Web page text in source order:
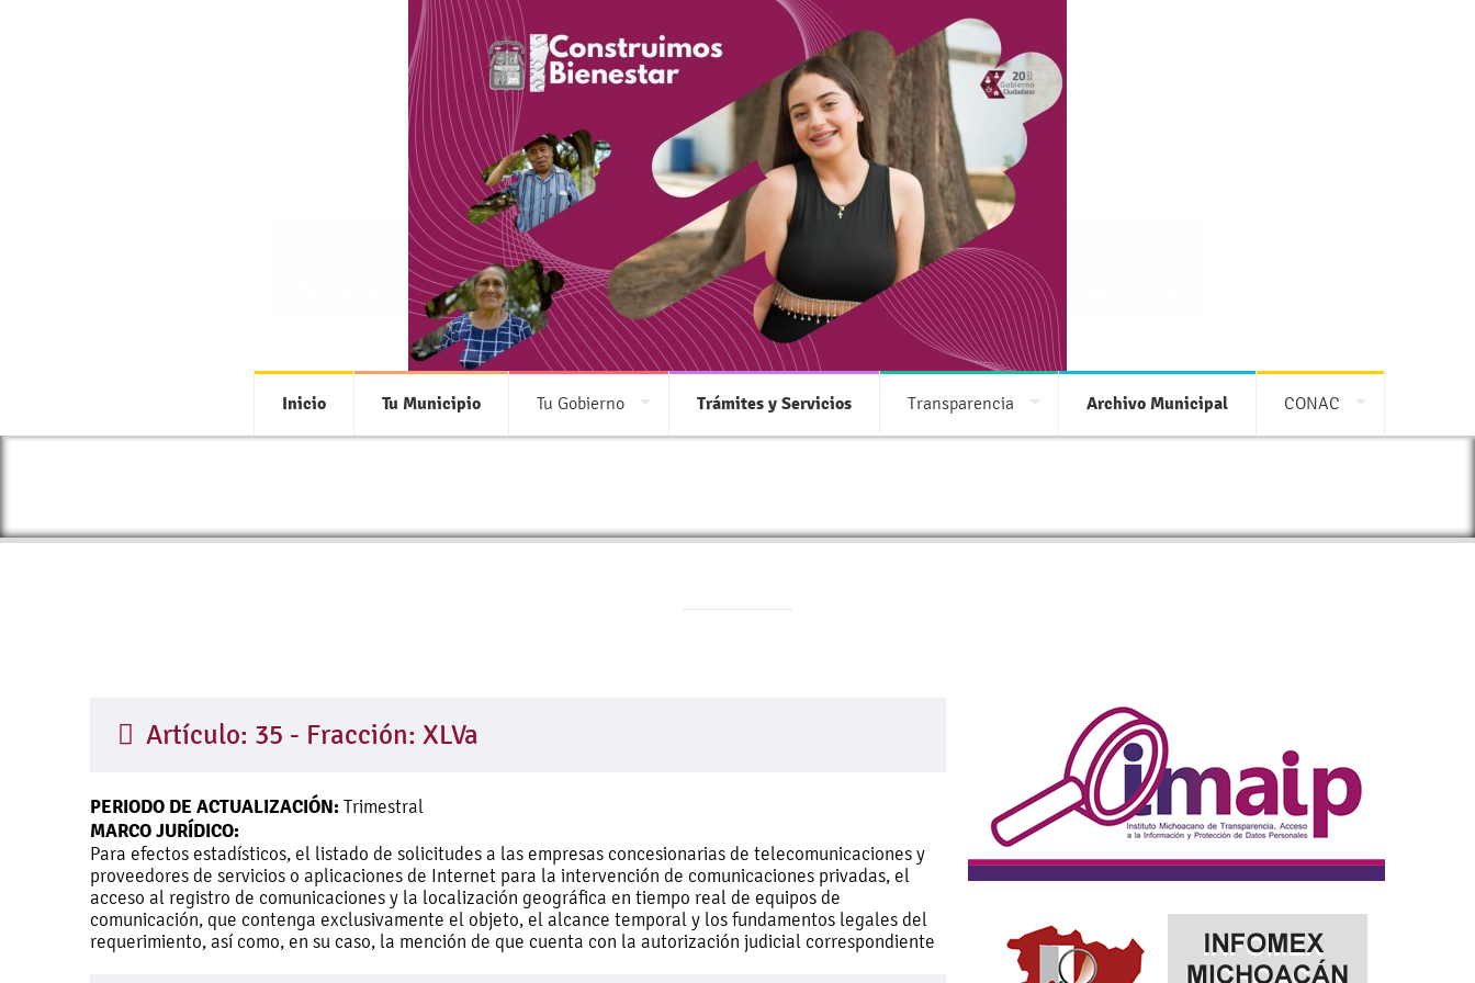
Inicio Tu Municipio Tu Gobierno Trámites y Servicios Transparencia Archivo Municipal CONAC
Transparencia
Accede a toda la información pública de oficio relacionada con tu municipio
Artículo: 35 - Fracción: XLVa
PERIODO DE ACTUALIZACIÓN: Trimestral
MARCO JURÍDICO:
Para efectos estadísticos, el listado de solicitudes a las empresas concesionarias de telecomunicaciones y
proveedores de servicios o aplicaciones de Internet para la intervención de comunicaciones privadas, el
acceso al registro de comunicaciones y la localización geográfica en tiempo real de equipos de
comunicación, que contenga exclusivamente el objeto, el alcance temporal y los fundamentos legales del
requerimiento, así como, en su caso, la mención de que cuenta con la autorización judicial correspondiente